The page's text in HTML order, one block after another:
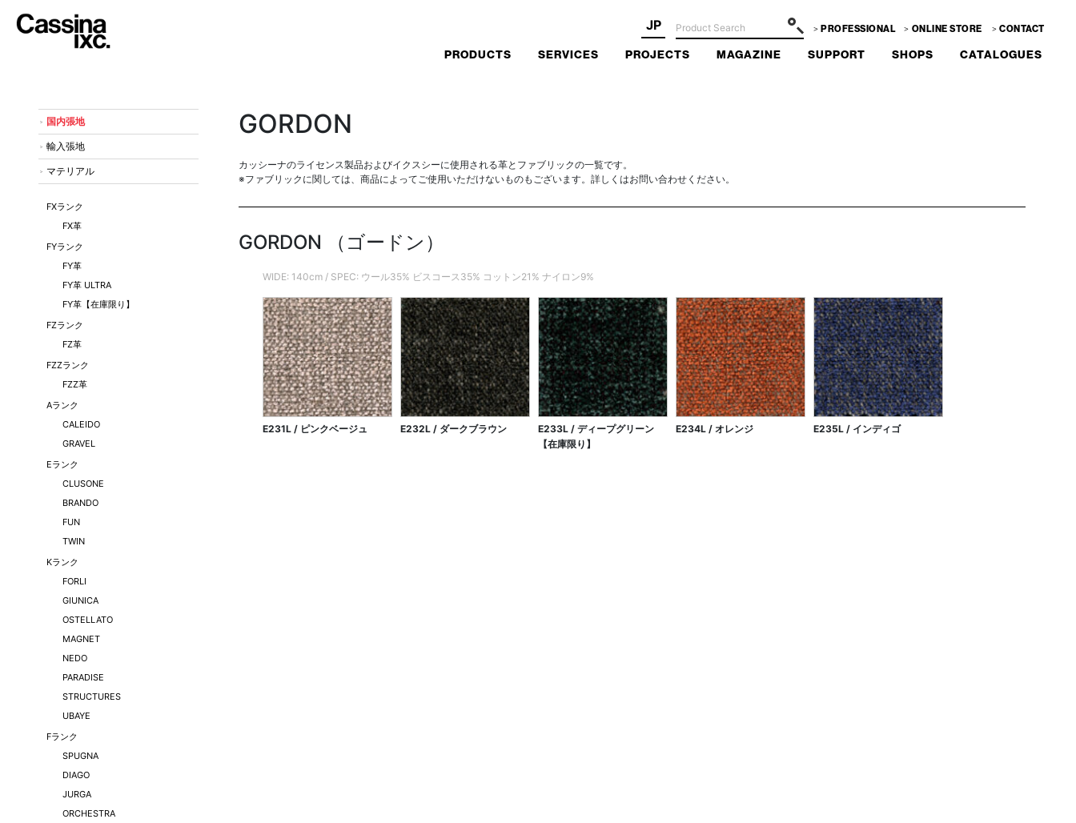
JP PROFESSIONAL ONLINE STORE CONTACT
PRODUCTS SERVICES PROJECTS MAGAZINE SUPPORT SHOPS CATALOGUES
GORDON
カッシーナのライセンス製品およびイクスシーに使用される革とファブリックの一覧です。
※ファブリックに関しては、商品によってご使用いただけないものもございます。詳しくはお問い合わせください。
GORDON （ゴードン）
WIDE: 140cm / SPEC: ウール35% ビスコース35% コットン21% ナイロン9%
E231L / ピンクベージュ E232L / ダークブラウン
E233L / ディープグリーン
【在庫限り】
E234L / オレンジ E235L / インディゴ
国内張地
輸入張地
マテリアル
FXランク
FX革
FYランク
FY革
FY革 ULTRA
FY革【在庫限り】
FZランク
FZ革
FZZランク
FZZ革
Aランク
CALEIDO
GRAVEL
Eランク
CLUSONE
BRANDO
FUN
TWIN
Kランク
FORLI
GIUNICA
OSTELLATO
MAGNET
NEDO
PARADISE
STRUCTURES
UBAYE
Fランク
SPUGNA
DIAGO
JURGA
ORCHESTRA